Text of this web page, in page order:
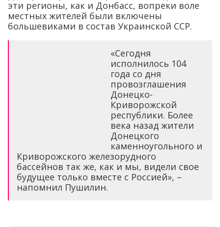
эти регионы, как и Донбасс, вопреки воле
местных жителей были включены
большевиками в состав Украинской ССР.
«Сегодня
исполнилось 104
года со дня
провозглашения
Донецко-
Криворожской
республики. Более
века назад жители
Донецкого
каменноугольного и
Криворожского железорудного
бассейнов так же, как и мы, видели свое
будущее только вместе с Россией», –
напомнил Пушилин.